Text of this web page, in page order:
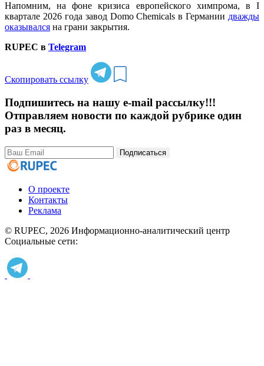
Напомним, на фоне кризиса европейского химпрома, в I
квартале 2026 года завод Domo Chemicals в Германии дважды
оказывался на грани закрытия.
RUPEC в Telegram
Скопировать ссылку
Подпишитесь на нашу e-mail рассылку!!!
Отправляем новости по каждой рубрике один
раз в месяц.
Подписаться
О проекте
Контакты
Реклама
© RUPEC, 2026 Информационно-аналитический центр
Социальные сети: